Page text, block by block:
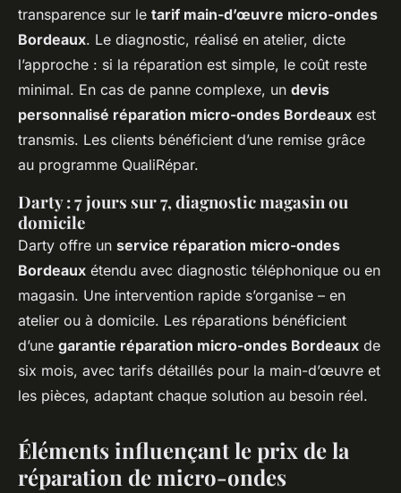
transparence sur le tarif main-d’œuvre micro-ondes
Bordeaux. Le diagnostic, réalisé en atelier, dicte
l’approche : si la réparation est simple, le coût reste
minimal. En cas de panne complexe, un devis
personnalisé réparation micro-ondes Bordeaux est
transmis. Les clients bénéficient d’une remise grâce
au programme QualiRépar.
Darty : 7 jours sur 7, diagnostic magasin ou
domicile
Darty offre un service réparation micro-ondes
Bordeaux étendu avec diagnostic téléphonique ou en
magasin. Une intervention rapide s’organise – en
atelier ou à domicile. Les réparations bénéficient
d’une garantie réparation micro-ondes Bordeaux de
six mois, avec tarifs détaillés pour la main-d’œuvre et
les pièces, adaptant chaque solution au besoin réel.
Éléments influençant le prix de la
réparation de micro-ondes